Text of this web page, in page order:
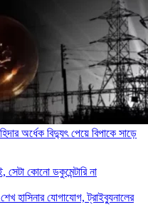
অর্ধেক বিদ্যুৎ পেয়ে বিপাকে সাড়ে
সেটা কোনো ডকুমেন্টারি না
হাসিনার যোগাযোগ, ট্রাইব্যুনালের